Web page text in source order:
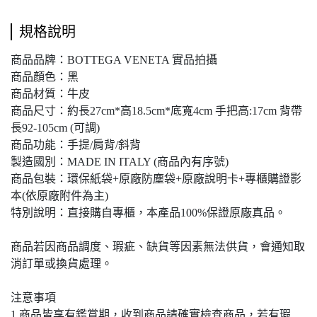
規格說明
商品品牌：BOTTEGA VENETA 實品拍攝
商品顏色：黑
商品材質：牛皮
商品尺寸：約長27cm*高18.5cm*底寬4cm 手把高:17cm 背帶
長92-105cm (可調)
商品功能：手提/肩背/斜背
製造國別：MADE IN ITALY (商品內有序號)
商品包裝：環保紙袋+原廠防塵袋+原廠說明卡+專櫃購證影
本(依原廠附件為主)
特別說明：直接購自專櫃，本產品100%保證原廠真品。
商品若因商品調度、瑕疵、缺貨等因素無法供貨，會通知取
消訂單或換貨處理。
注意事項
1.商品皆享有鑑賞期，收到商品請確實檢查商品，若有瑕